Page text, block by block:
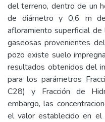
del terreno, dentro de un
de diámetro y 0,6 m
afloramiento superficial
gaseosas provenientes
pozo existe suelo
resultados obtenidos del
para los parámetros
C28) y Fracción de
embargo, las
el valor establecido en el